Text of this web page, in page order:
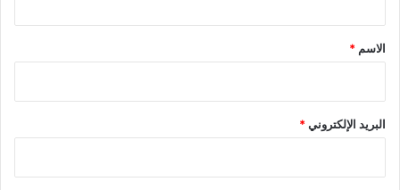
*
الاسم *
البريد الإلكتروني*